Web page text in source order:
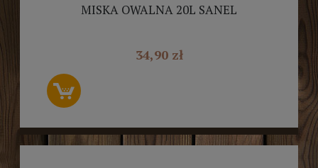
MISKA OWALNA 20L SANEL
34,90 zł